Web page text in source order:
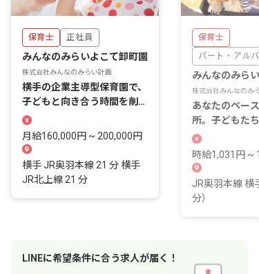
保育士 正社員
みんなのみらいよこて卸町園
株式会社みんなのみらい計画
横手の企業主導型保育園で、
子どもと向き合う時間を削ら
ない働き方を選べます。
月給160,000円 ~ 200,000円
横手 JR奥羽本線 21 分 横手
JR北上線 21 分
保育士
パート・アルバ
みんなのみら
株式会社みんなのみ
あなたのペー
所。子どもた
に見守りません
時給1,031円 ~
JR奥羽本線 横
分）
LINEに希望条件に合う求人が届く！